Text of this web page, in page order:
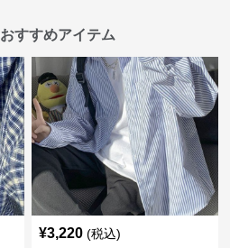
すすめアイテム
¥3,220 (税込)